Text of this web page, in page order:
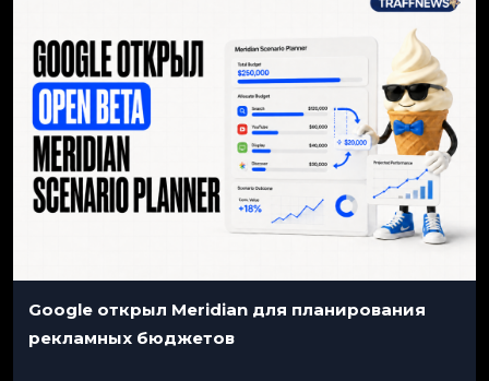
Google открыл Meridian для планирования
рекламных бюджетов